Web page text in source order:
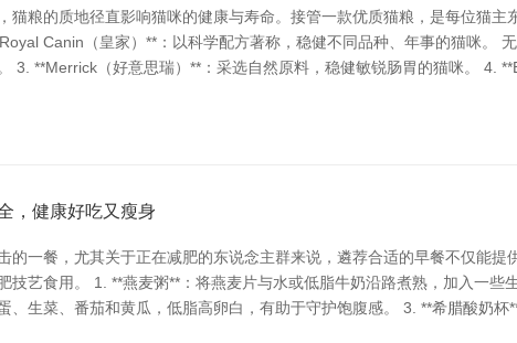
猫粮的质地径直影响猫咪的健康与寿命。接管一款优质猫粮，是每位猫
Canin（皇家）**：以科学配方著称，稳健不同品种、年事的猫咪。
3. **Merrick（好意思瑞）**：采选自然原料，稳健敏锐肠胃的猫咪。 4.
，健康好吃又瘦身
的一餐，尤其关于正在减肥的东说念主群来说，遴荐合适的早餐不仅能
技艺食用。 1. **燕麦粥**：将燕麦片与水或低脂牛奶沿路煮熟，加入一
、生菜、番茄和黄瓜，低脂高卵白，有助于守护饱腹感。 3. **希腊酸奶